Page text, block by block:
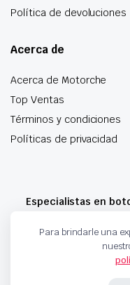
Política de devoluciones
Acerca de
Acerca de Motorche
Top Ventas
Términos y condiciones
Políticas de privacidad
Especialistas en
Copyright 2024 © Motorche
Para brindarle una